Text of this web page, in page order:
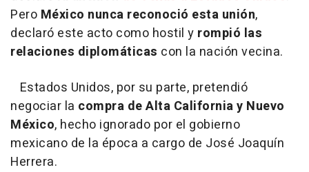
Pero México nunca reconoció esta unión,
declaró este acto como hostil y rompió las
relaciones diplomáticas con la nación vecina.
Estados Unidos, por su parte, pretendió
negociar la compra de Alta California y Nuevo
México, hecho ignorado por el gobierno
mexicano de la época a cargo de José Joaquín
Herrera.